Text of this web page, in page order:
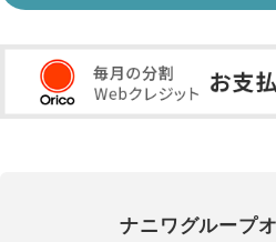
ナニワグループ